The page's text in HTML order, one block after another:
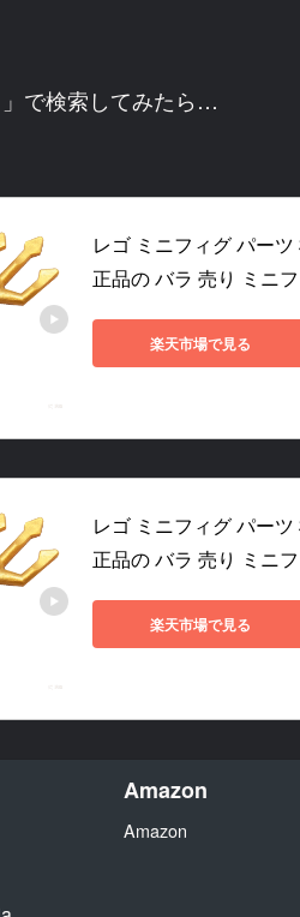
」で検索してみたら…
レゴ ミニフィグ パー
正品の バラ 売り ミニ
楽天市場で見る
レゴ ミニフィグ パー
正品の バラ 売り ミニ
楽天市場で見る
Amazon
Amazon